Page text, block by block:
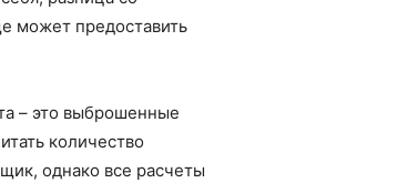
может предоставить
– это выброшенные
количество
однако все расчеты